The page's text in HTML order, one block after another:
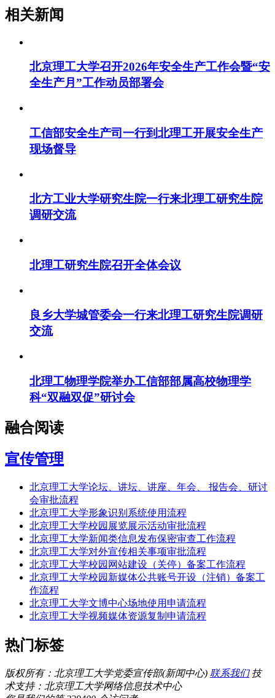
相关新闻
北京理工大学召开2026年安全生产工作会暨“安
全生产月”工作动员部署会
工信部安全生产司一行到北理工开展安全生产
现场督导
北方工业大学研究生院一行来北理工研究生院
调研交流
北理工研究生院召开全体会议
良乡大学城管委会一行来北理工研究生院调研
交流
北理工物理学院举办工信部部属高校物理学
科“双融双促”研讨会
融合阅读
宣传管理
北京理工大学论坛、讲坛、讲座、年会、 报告会、研讨
会审批流程
北京理工大学形象识别系统使用流程
北京理工大学校园展览展示活动审批流程
北京理工大学新闻类信息发布保密审查工作流程
北京理工大学对外宣传相关事项审批流程
北京理工大学校园网站建设（关停）备案工作流程
北京理工大学校园新媒体公共账号开设（注销）备案工
作流程
北京理工大学文博中心场地使用申请流程
北京理工大学视频媒体资源复制申请流程
热门标签
版权所有：北京理工大学党委宣传部(新闻中心) 联系我们 技
术支持：北京理工大学网络信息技术中心